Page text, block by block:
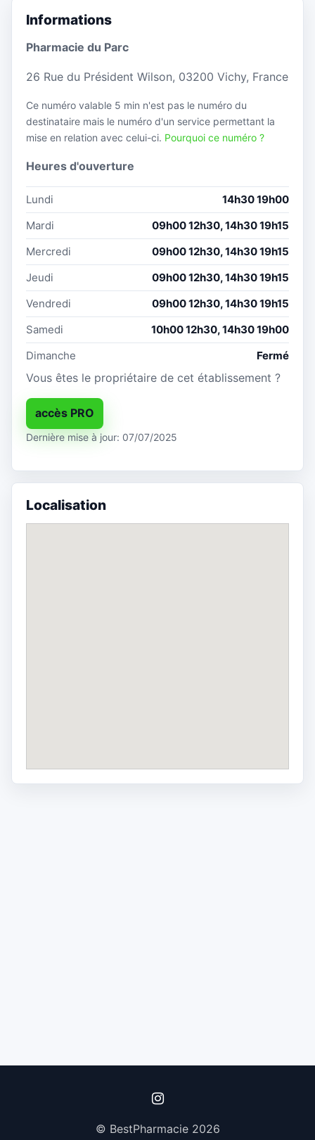
Informations
Pharmacie du Parc
26 Rue du Président Wilson, 03200 Vichy, France
Ce numéro valable 5 min n'est pas le numéro du
destinataire mais le numéro d'un service permettant la
mise en relation avec celui-ci. Pourquoi ce numéro ?
Heures d'ouverture
Lundi
14h30 19h00
Mardi
09h00 12h30, 14h30 19h15
Mercredi
09h00 12h30, 14h30 19h15
Jeudi
09h00 12h30, 14h30 19h15
Vendredi
09h00 12h30, 14h30 19h15
Samedi
10h00 12h30, 14h30 19h00
Dimanche
Fermé
Vous êtes le propriétaire de cet établissement ?
accès PRO
Dernière mise à jour: 07/07/2025
Localisation
© BestPharmacie 2026